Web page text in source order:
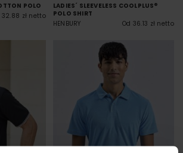
POLO
32.88 zł netto
LADIES´ SLEEVELESS COOLPLUS®
POLO SHIRT
HENBURY
Od 36.13 zł netto